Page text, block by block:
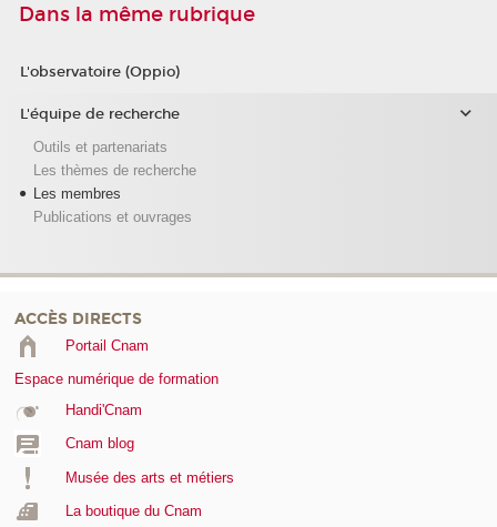
Dans la même rubrique
L'observatoire (Oppio)
L'équipe de recherche
Outils et partenariats
Les thèmes de recherche
Les membres
Publications et ouvrages
ACCÈS DIRECTS
Portail Cnam
Espace numérique de formation
Handi'Cnam
Cnam blog
Musée des arts et métiers
La boutique du Cnam